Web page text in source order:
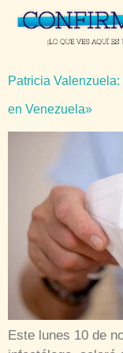
Patricia
en Venezuela»
Este lunes 10 de